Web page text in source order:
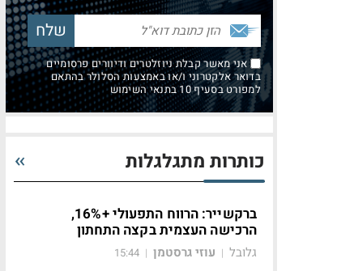
אני מאשר קבלת ניוזלטרים ודיוורים פרסומיים
בדואר אלקטרוני ו/או באמצעות הסלולר בהתאם
למפורט בסעיף 10 בתנאי השימוש
כותרות מתגלגלות
ברקשייר: הרווח התפעולי +16%,
הרכישה העצמית בקצה התחתון
גלובל | עוזי גרסטמן |
15:44